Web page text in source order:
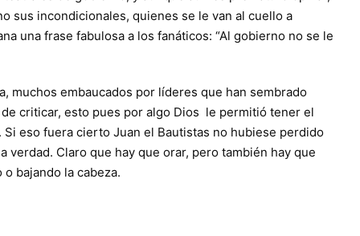
sus incondicionales, quienes se le van al cuello a
una frase fabulosa a los fanáticos: “Al gobierno no se le
muchos embaucados por líderes que han sembrado
criticar, esto pues por algo Dios le permitió tener el
eso fuera cierto Juan el Bautistas no hubiese perdido
verdad. Claro que hay que orar, pero también hay que
bajando la cabeza.